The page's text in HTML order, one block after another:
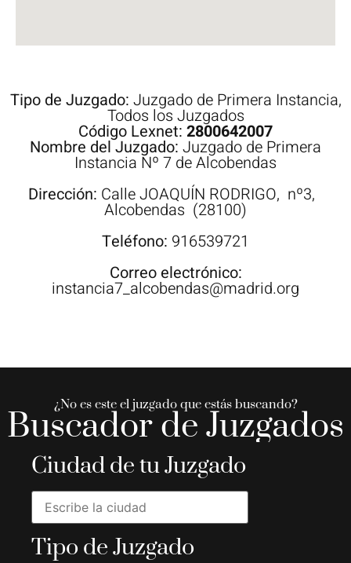
Tipo de Juzgado: Juzgado de Primera Instancia,
Todos los Juzgados
Código Lexnet: 2800642007
Nombre del Juzgado: Juzgado de Primera
Instancia Nº 7 de Alcobendas
Dirección: CalleJOAQUÍN RODRIGO, nº3,
Alcobendas (28100)
Teléfono: 916539721
Correo electrónico:
instancia7_alcobendas@madrid.org
¿No es este el juzgado que estás buscando?
Buscador de Juzgados
Ciudad de tu Juzgado
Tipo de Juzgado